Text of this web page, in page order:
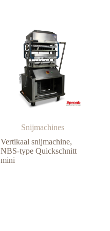
Snijmachines
Vertikaal snijmachine,
NBS-type Quickschnitt
mini